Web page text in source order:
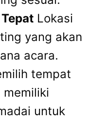
Lokasi
yang akan
acara.
tempat
memiliki
untuk